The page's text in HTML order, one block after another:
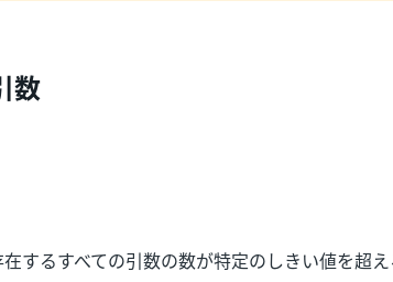
数
するすべての引数の数が特定のしきい値を超